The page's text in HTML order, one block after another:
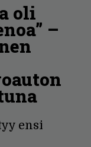
oli
–
ensi